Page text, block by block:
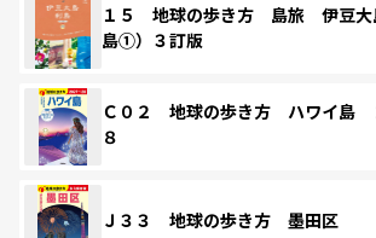
１５ 地球の歩き方 島旅 伊豆
島①）３訂版
Ｃ０２ 地球の歩き方 ハワイ島
８
Ｊ３３ 地球の歩き方 墨田区